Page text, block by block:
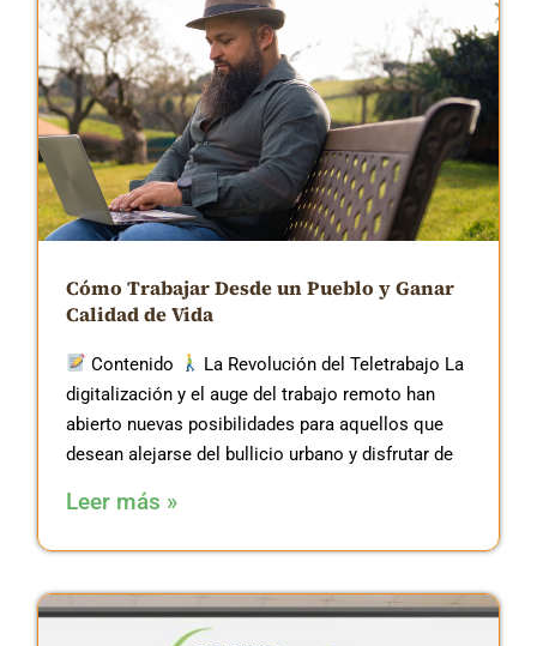
Cómo Trabajar Desde un Pueblo y Ganar
Calidad de Vida
Contenido
La Revolución del Teletrabajo La
digitalización y el auge del trabajo remoto han
abierto nuevas posibilidades para aquellos que
desean alejarse del bullicio urbano y disfrutar de
Leer más »